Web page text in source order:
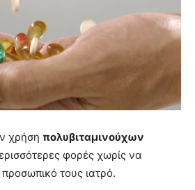
χρήση πολυβιταμινούχων
φορές χωρίς να
τους ιατρό.